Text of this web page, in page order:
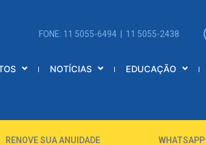
FONE: 11 5055-6494 | 11 5055-2438
NOTÍCIAS EDUCAÇÃO
RENOVE SUA ANUIDADE WHATSAPP